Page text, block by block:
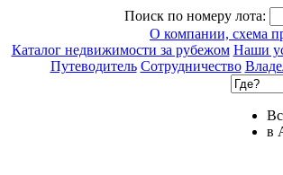
Поиск по номеру лота:
О компании, схема
Каталог недвижимости за рубежом Наши
Путеводитель Сотрудничество
в